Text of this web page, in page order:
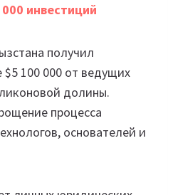
инвестиций
получил
100 000 от ведущих
долины.
процесса
основателей и